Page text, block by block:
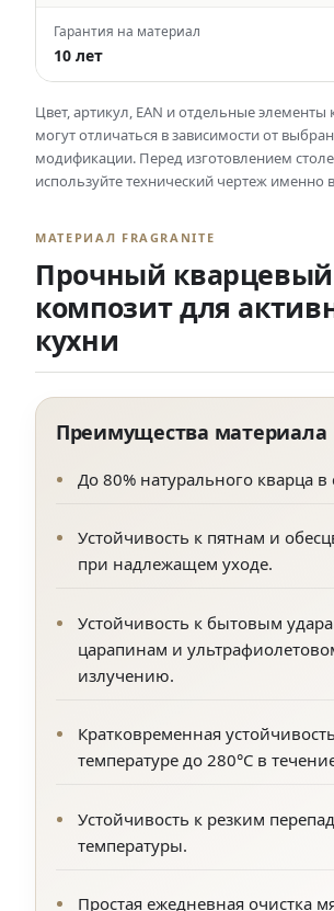
Гарантия на материал
10 лет
Цвет, артикул, EAN и отдельные
могут отличаться в зависимости от
модификации. Перед изготовлением
используйте технический чертеж именно
МАТЕРИАЛ FRAGRANITE
Прочный кварцевый
композит для
кухни
Преимущества материала
До 80% натурального кварца в
Устойчивость к пятнам и
при надлежащем уходе.
Устойчивость к бытовым
царапинам и
излучению.
Кратковременная
температуре до 280°C в
Устойчивость к резким
температуры.
Простая ежедневная очистка